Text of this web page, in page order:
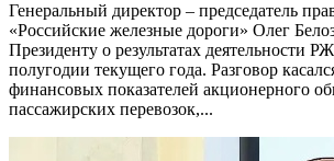
Генеральный директор – председатель
«Российские железные дороги» Олег
Президенту о результатах деятельности
полугодии текущего года. Разговор
финансовых показателей акционерного
пассажирских перевозок,...